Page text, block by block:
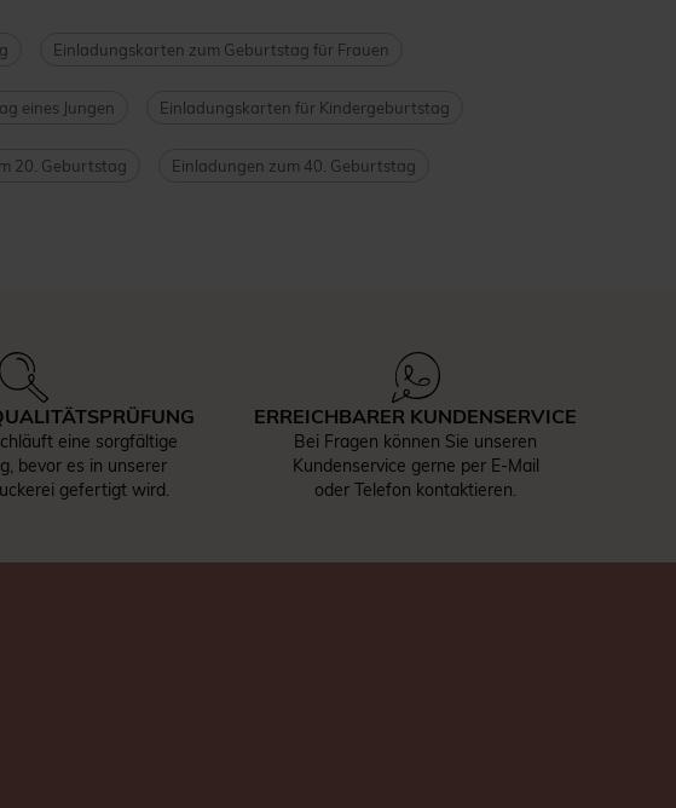
Einladungskarten zum Geburtstag für Frauen
eines Jungen Einladungskarten für Kindergeburtstag
20. Geburtstag Einladungen zum 40. Geburtstag
eine sorgfältige
bevor es in unserer
gefertigt wird.
ERREICHBARER KUNDENSERVICE
Bei Fragen können Sie unseren
Kundenservice gerne per E-Mail
oder Telefon kontaktieren.